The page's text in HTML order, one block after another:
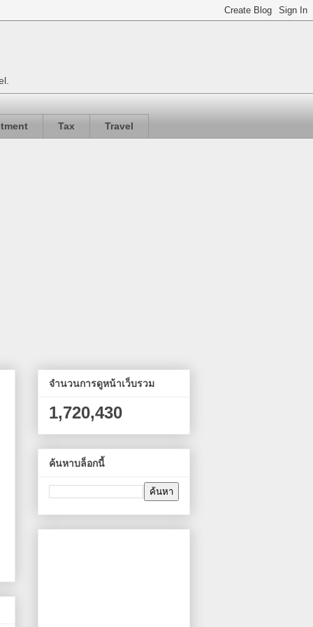
Tax Travel
จำนวนการดูหน้าเว็บรวม
1,720,430
ค้นหาบล็อกนี้